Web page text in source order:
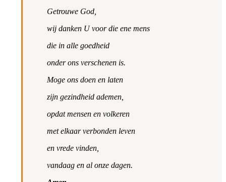
Getrouwe God,
wij danken U voor die ene mens
die in alle goedheid
onder ons verschenen is.
Moge ons doen en laten
zijn gezindheid ademen,
opdat mensen en volkeren
met elkaar verbonden leven
en vrede vinden,
vandaag en al onze dagen.